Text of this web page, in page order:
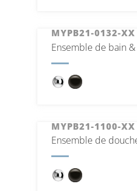
MYPB21-0132-XX
Ensemble de bain
MYPB21-1100-XX
Ensemble de